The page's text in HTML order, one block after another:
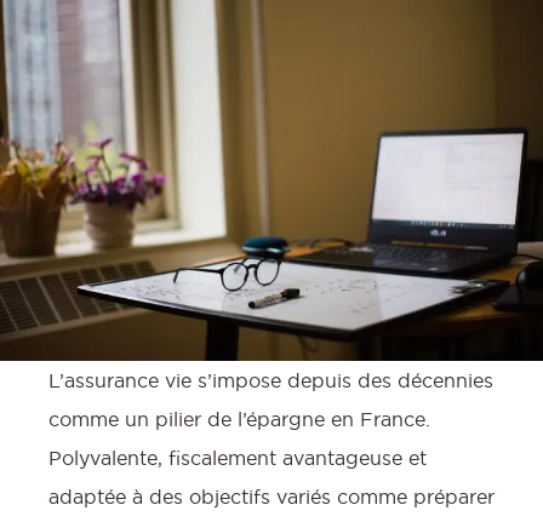
L’assurance vie s’impose depuis des décennies
comme un pilier de l’épargne en France.
Polyvalente, fiscalement avantageuse et
adaptée à des objectifs variés comme préparer